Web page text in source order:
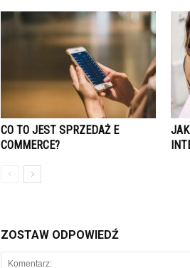
CO TO JEST SPRZEDAŻ E
COMMERCE?
ZOSTAW ODPOWIEDŹ